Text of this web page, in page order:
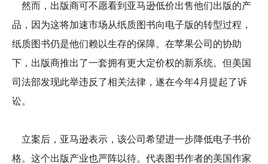
然而，出版商可不愿看到亚马逊低价出售他们出版的产
品，因为这将加速市场从纸质图书向电子版的转型过程，
纸质图书仍是他们赖以生存的保障。在苹果公司的协助
下，出版商推出了一套拥有更大定价权的新系统。但美国
司法部发现此举违反了相关法律，遂在今年4月提起了诉
讼。
立案后，亚马逊表示，该公司希望进一步降低电子书价
格。这个出版产业也严阵以待。代表图书作者的美国作家